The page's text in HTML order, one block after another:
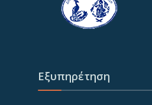
Εξυπηρέτηση